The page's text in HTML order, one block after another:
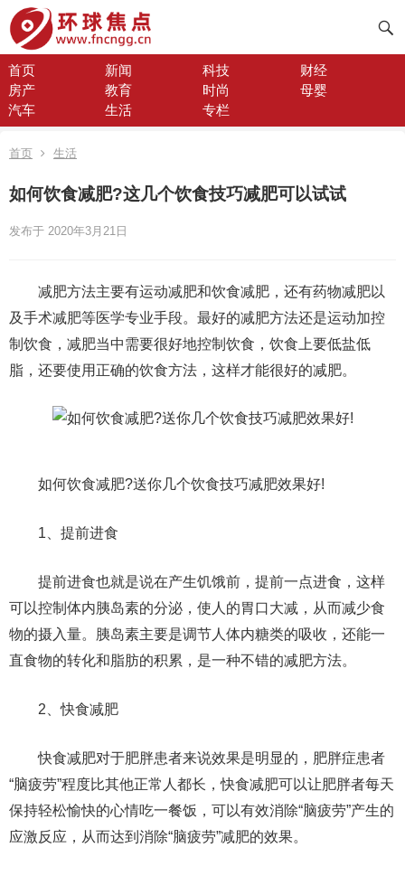
首页 新闻 科技
财经
房产
教育 时尚
母婴
汽车
生活 专栏
首页 生活
如何饮食减肥?这几个饮食技巧减肥可以试试
发布于 2020年3月21日
减肥方法主要有运动减肥和饮食减肥，还有药物减肥以
及手术减肥等医学专业手段。最好的减肥方法还是运动加控
制饮食，减肥当中需要很好地控制饮食，饮食上要低盐低
脂，还要使用正确的饮食方法，这样才能很好的减肥。
如何饮食减肥?送你几个饮食技巧减肥效果好!
1、提前进食
提前进食也就是说在产生饥饿前，提前一点进食，这样
可以控制体内胰岛素的分泌，使人的胃口大减，从而减少食
物的摄入量。胰岛素主要是调节人体内糖类的吸收，还能一
直食物的转化和脂肪的积累，是一种不错的减肥方法。
2、快食减肥
快食减肥对于肥胖患者来说效果是明显的，肥胖症患者
“脑疲劳”程度比其他正常人都长，快食减肥可以让肥胖者每天
保持轻松愉快的心情吃一餐饭，可以有效消除“脑疲劳”产生的
应激反应，从而达到消除“脑疲劳”减肥的效果。